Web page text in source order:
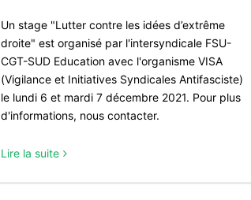
Un stage "Lutter contre les idées d’extrême
droite" est organisé par l'intersyndicale FSU-
CGT-SUD Education avec l'organisme VISA
(Vigilance et Initiatives Syndicales Antifasciste)
le lundi 6 et mardi 7 décembre 2021. Pour plus
d'informations, nous contacter.
Lire la suite